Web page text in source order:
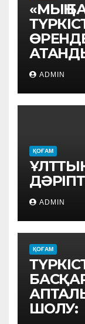
«МЫҢ
ADMIN
ҚОҒАМ
ADMIN
ҚОҒАМ
ШОЛУ: